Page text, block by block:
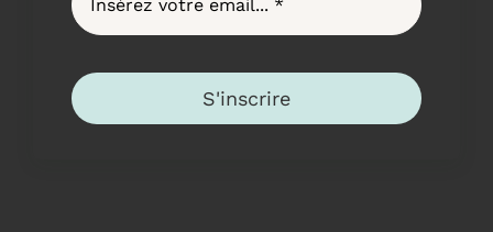
S'inscrire